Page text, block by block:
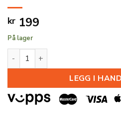
kr 199
På lager
HJØRNE MDB152-YH PU
LEGG I